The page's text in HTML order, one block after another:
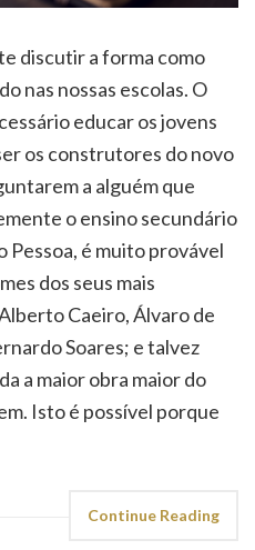
discutir a forma como
nas nossas escolas. O
educar os jovens
os construtores do novo
a alguém que
o ensino secundário
Pessoa, é muito provável
dos seus mais
Caeiro, Álvaro de
Soares; e talvez
a maior obra maior do
Isto é possível porque
Continue Reading